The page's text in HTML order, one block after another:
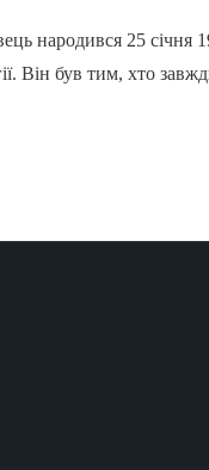
народився 25 січня
Він був тим, хто